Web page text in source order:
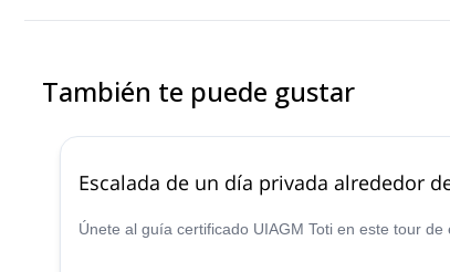
También te puede gustar
Escalada de un día privada alrededor
Únete al guía certificado UIAGM Toti en este tour